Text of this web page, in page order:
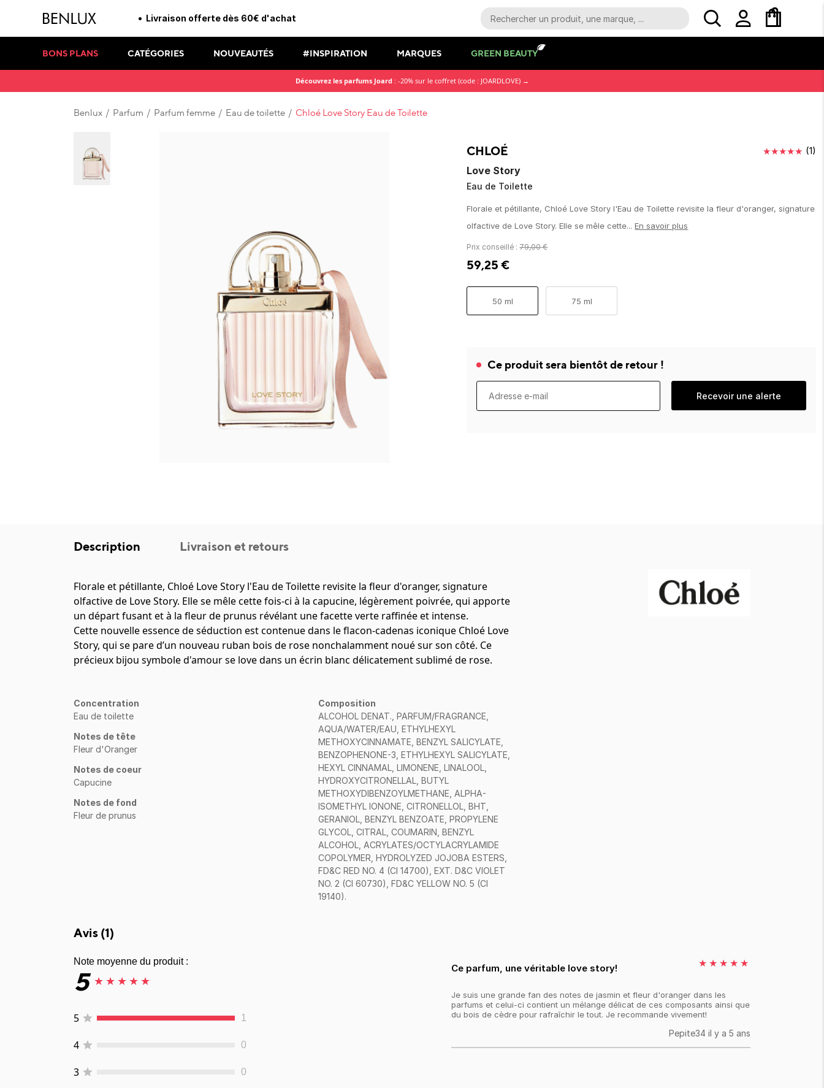
Livraison offerte dès 60€ d'achat
BONS PLANS CATÉGORIES NOUVEAUTÉS #INSPIRATION MARQUES GREEN BEAUTY
Découvrez les parfums Joard : -20% sur le coffret (code : JOARDLOVE) →
Benlux / Parfum / Parfum femme / Eau de toilette / Chloé Love Story Eau de Toilette
Love Story
Eau de Toilette
CHLOÉ ★★★★★ (1)
Florale et pétillante, Chloé Love Story l'Eau de Toilette revisite la fleur d'oranger, signature
olfactive de Love Story. Elle se mêle cette... En savoir plus
Prix conseillé :79,00€
59,25 €
50 ml 75 ml
Ce produit sera bientôt de retour !
Recevoir une alerte
Description Livraison et retours
Florale et pétillante, Chloé Love Story l'Eau de Toilette revisite la fleur d'oranger, signature
olfactive de Love Story. Elle se mêle cette fois-ci à la capucine, légèrement poivrée, qui apporte
un départ fusant et à la fleur de prunus révélant une facette verte raffinée et intense.
Cette nouvelle essence de séduction est contenue dans le flacon-cadenas iconique Chloé Love
Story, qui se pare d’un nouveau ruban bois de rose nonchalamment noué sur son côté. Ce
précieux bijou symbole d'amour se love dans un écrin blanc délicatement sublimé de rose.
Concentration
Eau de toilette
Notes de tête
Fleur d'Oranger
Notes de coeur
Capucine
Notes de fond
Fleur de prunus
Composition
ALCOHOL DENAT., PARFUM/FRAGRANCE,
AQUA/WATER/EAU, ETHYLHEXYL
METHOXYCINNAMATE, BENZYL SALICYLATE,
BENZOPHENONE-3, ETHYLHEXYL SALICYLATE,
HEXYL CINNAMAL, LIMONENE, LINALOOL,
HYDROXYCITRONELLAL, BUTYL
METHOXYDIBENZOYLMETHANE, ALPHA-
ISOMETHYL IONONE, CITRONELLOL, BHT,
GERANIOL, BENZYL BENZOATE, PROPYLENE
GLYCOL, CITRAL, COUMARIN, BENZYL
ALCOHOL, ACRYLATES/OCTYLACRYLAMIDE
COPOLYMER, HYDROLYZED JOJOBA ESTERS,
FD&C RED NO. 4 (CI 14700), EXT. D&C VIOLET
NO. 2 (CI 60730), FD&C YELLOW NO. 5 (CI
19140).
Avis (1)
Note moyenne du produit :
5 ★ ★ ★ ★ ★
5 1
4 0
3 0
Ce parfum, une véritable love story! ★ ★ ★ ★ ★
Je suis une grande fan des notes de jasmin et fleur d'oranger dans les
parfums et celui-ci contient un mélange délicat de ces composants ainsi que
du bois de cèdre pour rafraîchir le tout. Je recommande vivement!
Pepite34 il y a 5 ans